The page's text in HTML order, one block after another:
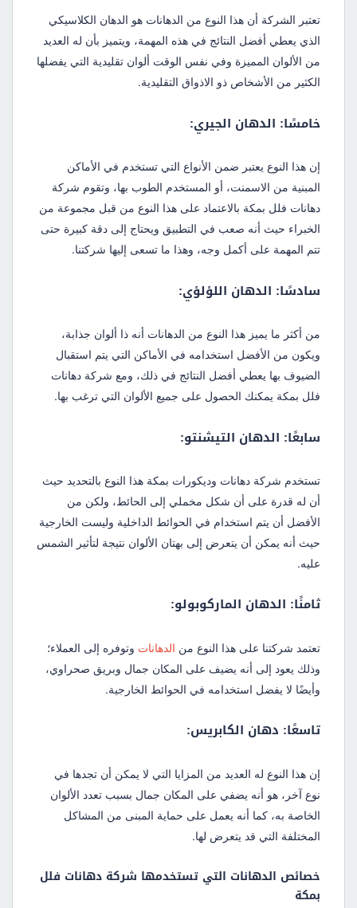
تعتبر الشركة أن هذا النوع من الدهانات هو الدهان الكلاسيكي
الذي يعطي أفضل النتائج في هذه المهمة، ويتميز بأن له العديد
من الألوان المميزة وفي نفس الوقت ألوان تقليدية التي يفضلها
الكثير من الأشخاص ذو الاذواق التقليدية.
خامسًا: الدهان الجيري:
إن هذا النوع يعتبر ضمن الأنواع التي تستخدم في الأماكن
المبنية من الاسمنت، أو المستخدم الطوب بها، وتقوم شركة
دهانات فلل بمكة بالاعتماد على هذا النوع من قبل مجموعة من
الخبراء حيث أنه صعب في التطبيق ويحتاج إلى دقة كبيرة حتى
تتم المهمة على أكمل وجه، وهذا ما تسعى إليها شركتنا.
سادسًا: الدهان اللؤلؤي:
من أكثر ما يميز هذا النوع من الدهانات أنه ذا ألوان جذابة،
ويكون من الأفضل استخدامه في الأماكن التي يتم استقبال
الضيوف بها يعطي أفضل النتائج في ذلك، ومع شركة دهانات
فلل بمكة يمكنك الحصول على جميع الألوان التي ترغب بها.
سابعًا: الدهان التيشنتو:
تستخدم شركة دهانات وديكورات بمكة هذا النوع بالتحديد حيث
أن له قدرة على أن شكل مخملي إلى الحائط، ولكن من
الأفضل أن يتم استخدام في الحوائط الداخلية وليست الخارجية
حيث أنه يمكن أن يتعرض إلى بهتان الألوان نتيجة لتأثير الشمس
عليه.
ثامنًا: الدهان الماركوبولو:
تعتمد شركتنا على هذا النوع من الدهانات وتوفره إلى العملاء؛
وذلك يعود إلى أنه يضيف على المكان جمال وبريق صحراوي،
وأيضًا لا يفضل استخدامه في الحوائط الخارجية.
تاسعًا: دهان الكابريس:
إن هذا النوع له العديد من المزايا التي لا يمكن أن تجدها في
نوع آخر، هو أنه يضفي على المكان جمال بسبب تعدد الألوان
الخاصة به، كما أنه يعمل على حماية المبنى من المشاكل
المختلفة التي قد يتعرض لها.
خصائص الدهانات التي تستخدمها شركة دهانات فلل
بمكة